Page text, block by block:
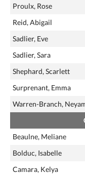
Proulx, Rose
Reid, Abigail
Sadlier, Eve
Sadlier, Sara
Shephard, Scarlett
Surprenant, Emma
Warren-Branch,
Beaulne, Meliane
Bolduc, Isabelle
Camara, Kelya